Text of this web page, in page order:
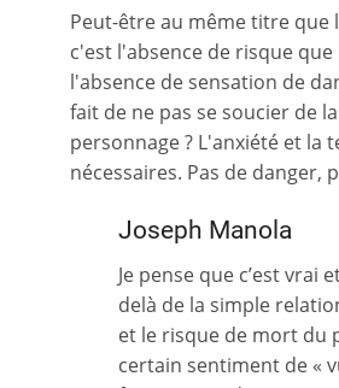
Peut-être au même titre que
c'est l'absence de risque que
l'absence de sensation de
fait de ne pas se soucier de
personnage ? L'anxiété et la
nécessaires. Pas de danger,
Joseph Manola
Je pense que c’est vrai
delà de la simple
et le risque de mort du
certain sentiment de «